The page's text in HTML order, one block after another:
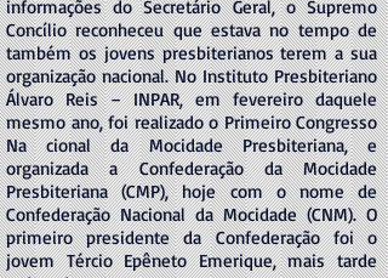
informações do Secretário Geral, o Supremo
Concílio reconheceu que estava no tempo de
também os jovens presbiterianos terem a sua
organização nacional. No Instituto Presbiteriano
Álvaro Reis – INPAR, em fevereiro daquele
mesmo ano, foi realizado o Primeiro Congresso
Na cional da Mocidade Presbiteriana, e
organizada a Confederação da Mocidade
Presbiteriana (CMP), hoje com o nome de
Confederação Nacional da Mocidade (CNM). O
primeiro presidente da Confederação foi o
jovem Tércio Epêneto Emerique, mais tarde